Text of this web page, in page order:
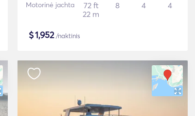
Motorinė jachta
72 ft
22 m
8 4 4
$1,952/naktinis